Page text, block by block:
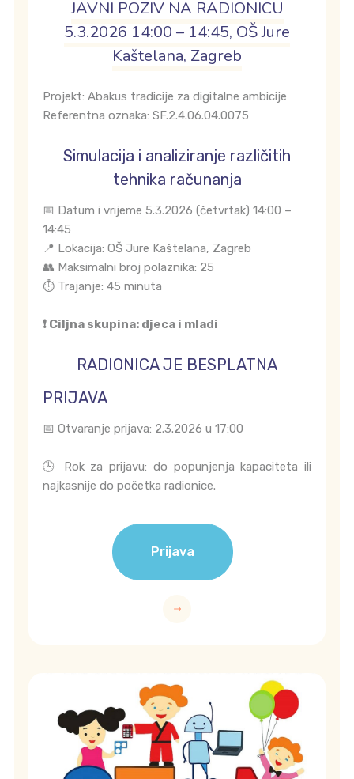
JAVNI POZIV NA RADIONICU
5.3.2026 14:00 – 14:45, OŠ Jure
Kaštelana, Zagreb
Projekt: Abakus tradicije za digitalne ambicije
Referentna oznaka: SF.2.4.06.04.0075
Simulacija i analiziranje različitih
tehnika računanja
📅 Datum i vrijeme 5.3.2026 (četvrtak) 14:00 –
14:45
📍 Lokacija: OŠ Jure Kaštelana, Zagreb
👥 Maksimalni broj polaznika: 25
⏱️ Trajanje: 45 minuta
❗ Ciljna skupina: djeca i mladi
RADIONICA JE BESPLATNA
PRIJAVA
📅 Otvaranje prijava: 2.3.2026 u 17:00
🕒 Rok za prijavu: do popunjenja kapaciteta ili
najkasnije do početka radionice.
Prijava